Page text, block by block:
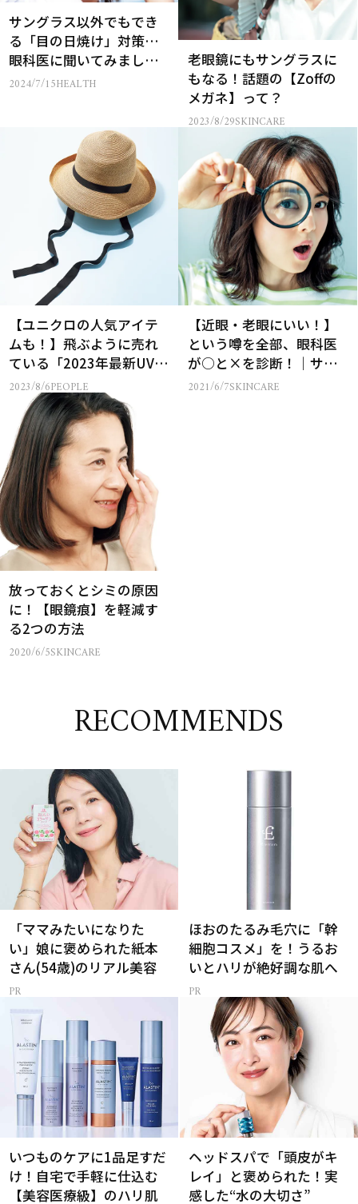
サングラス以外でもでき
る「目の日焼け」対策…
眼科医に聞いてみまし
た！
2024/7/15HEALTH
老眼鏡にもサングラスに
もなる！話題の【Zoffの
メガネ】って？
2023/8/29SKINCARE
【ユニクロの人気アイテ
ムも！】飛ぶように売れ
ている「2023年最新UV対
策グッズ」5選
2023/8/6PEOPLE
【近眼・老眼にいい！】
という噂を全部、眼科医
が○と×を診断！｜サン
グラスは濃い方がいい？
2021/6/7SKINCARE
放っておくとシミの原因
に！【眼鏡痕】を軽減す
る2つの方法
2020/6/5SKINCARE
RECOMMENDS
「ママみたいになりた
い」娘に褒められた紙本
さん(54歳)のリアル美容
ほおのたるみ毛穴に「幹
細胞コスメ」を！うるお
いとハリが絶好調な肌へ
いつものケアに1品足すだ
け！自宅で手軽に仕込む
【美容医療級】のハリ肌
ヘッドスパで「頭皮がキ
レイ」と褒められた！実
感した“水の大切さ”